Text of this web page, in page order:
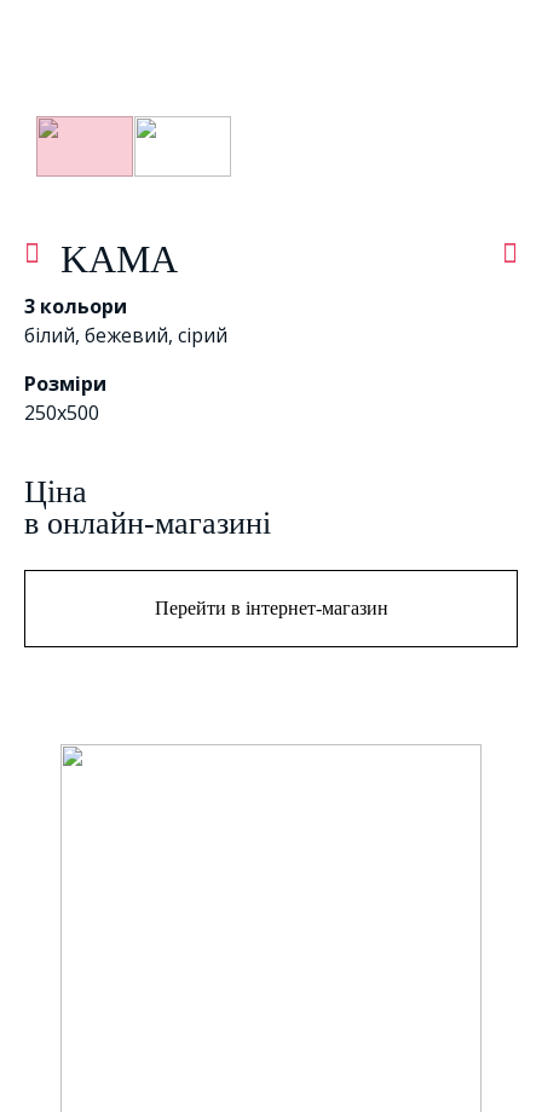
KAMA
3 кольори
білий, бежевий, сірий
Розміри
250x500
Цiна
в онлайн-магазині
Перейти в інтернет-магазин